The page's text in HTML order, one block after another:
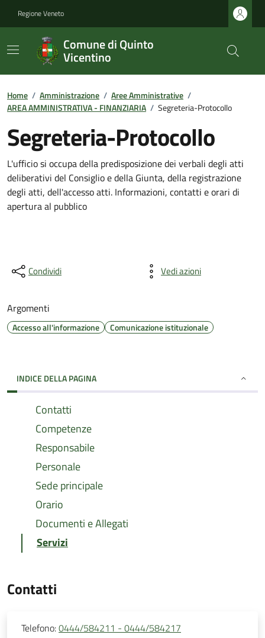
Regione Veneto
Comune di Quinto
Vicentino
Home / Amministrazione / Aree Amministrative /
AREA AMMINISTRATIVA - FINANZIARIA / Segreteria-Protocollo
Segreteria-Protocollo
L'ufficio si occupa della predisposizione dei verbali degli atti
deliberativi del Consiglio e della Giunta, della registrazione
degli atti, dell'accesso atti. Informazioni, contatti e orari di
apertura al pubblico
Condividi Vedi azioni
Argomenti
Accesso all'informazione Comunicazione istituzionale
INDICE DELLA PAGINA
Contatti
Competenze
Responsabile
Personale
Sede principale
Orario
Documenti e Allegati
Servizi
Contatti
Telefono:0444/584211 - 0444/584217